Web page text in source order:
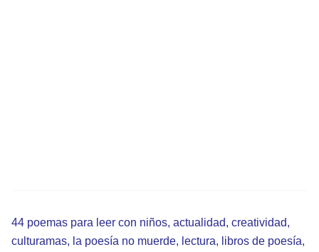
44 poemas para leer con niños, actualidad, creatividad,
culturamas, la poesía no muerde, lectura, libros de poesía,